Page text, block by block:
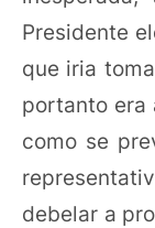
Presidente
que iria
portanto era
como se
debelar a